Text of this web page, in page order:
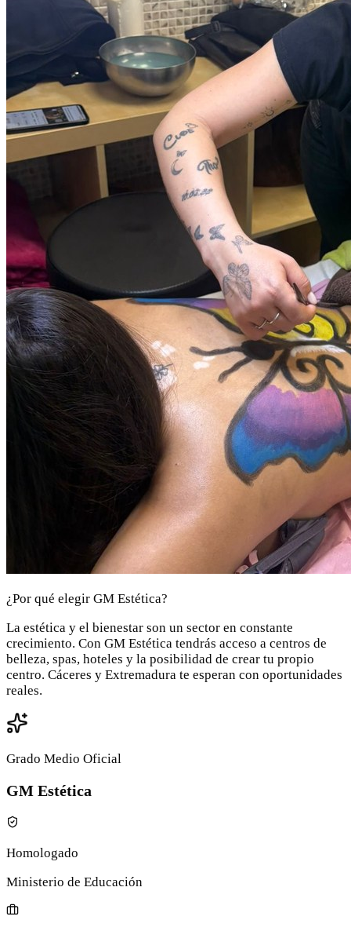
¿Por qué elegir GM Estética?
La estética y el bienestar son un sector en constante
crecimiento. Con GM Estética tendrás acceso a centros de
belleza, spas, hoteles y la posibilidad de crear tu propio
centro. Cáceres y Extremadura te esperan con oportunidades
reales.
Grado Medio Oficial
GM Estética
Homologado
Ministerio de Educación